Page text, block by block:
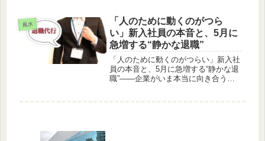
ンといえば、札幌ラーメン、函館ラー
メンと並ぶ北海道三大ラーメンの一つ
とし...
風水
「人のために動くのがつら
い」新入社員の本音と、5月に
急増する“静かな退職”
「人のために動くのがつらい」新入社
員の本音と、5月に急増する“静かな退
職”――企業がいま本当に向き合うべ